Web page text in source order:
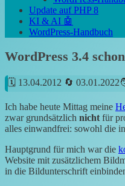
Update auf PHP 8
KI & AI 🤖
WordPress-Handbuch
WordPress 3.4
13.04.2012 03.01.2022
Ich habe heute Mittag meine
zwar grundsätzlich nicht für
alles einwandfrei: sowohl die
Hauptgrund für mich war die
Website mit zusätzlichem
in die Bildunterschrift